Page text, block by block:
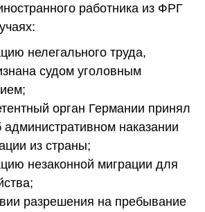
работника из ФРГ
нелегального труда,
судом уголовным
орган Германии принял
наказании
из страны;
незаконной миграции для
разрешения на пребывание